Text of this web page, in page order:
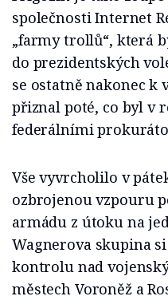
společnosti Internet
„farmy trollů“, která
do prezidentských
se ostatně nakonec k
přiznal poté, co byl v
federálními
Vše vyvrcholilo v
ozbrojenou vzpouru
armádu z útoku na
Wagnerova skupina
kontrolu nad
městech Voroněž a